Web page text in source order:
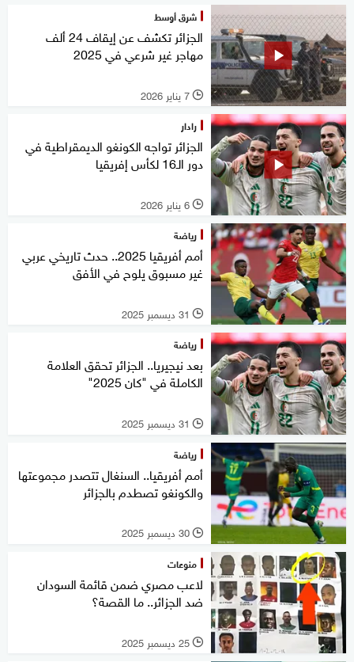
شرق أوسط
الجزائر تكشف عن إيقاف 24 ألف
مهاجر غير شرعي في 2025
l 7 يناير 2026
رادار
الجزائر تواجه الكونغو الديمقراطية في
دور الـ16 لكأس إفريقيا
l 6 يناير 2026
رياضة
أمم أفريقيا 2025.. حدث تاريخي عربي
غير مسبوق يلوح في الأفق
l 31 ديسمبر 2025
رياضة
بعد نيجيريا.. الجزائر تحقق العلامة
الكاملة في "كان 2025"
l 31 ديسمبر 2025
رياضة
أمم أفريقيا.. السنغال تتصدر مجموعتها
والكونغو تصطدم بالجزائر
l 30 ديسمبر 2025
منوعات
لاعب مصري ضمن قائمة السودان
ضد الجزائر.. ما القصة؟
l 25 ديسمبر 2025